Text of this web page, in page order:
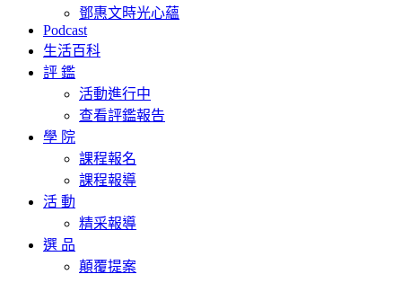
鄧惠文時光心蘊
Podcast
生活百科
評 鑑
活動進行中
查看評鑑報告
學 院
課程報名
課程報導
活 動
精采報導
選 品
顛覆提案